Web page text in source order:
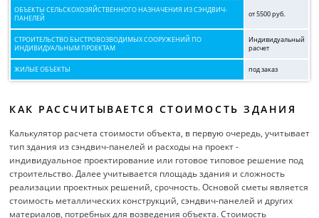
ОБЪЕКТЫ СЕЛЬСКОХОЗЯЙСТВЕННОГО НАЗНАЧЕНИЯ ИЗ СЭНДВИЧ-
ПАНЕЛЕЙ
от 5500 руб.
СТРОИТЕЛЬСТВО БЫСТРОВОЗВОДИМЫХ СООРУЖЕНИЙ ПО
ИНДИВИДУАЛЬНЫМ ПРОЕКТАМ
Индивидуальный
расчет
ЖИЛЫЕ ОБЪЕКТЫ под заказ
КАК РАССЧИТЫВАЕТСЯ СТОИМОСТЬ ЗДАНИЯ
Калькулятор расчета стоимости объекта, в первую очередь, учитывает
тип здания из сэндвич-панелей и расходы на проект -
индивидуальное проектирование или готовое типовое решение под
строительство. Далее учитывается площадь здания и сложность
реализации проектных решений, срочность. Основой сметы является
стоимость металлических конструкций, сэндвич-панелей и других
материалов, потребных для возведения объекта. Стоимость